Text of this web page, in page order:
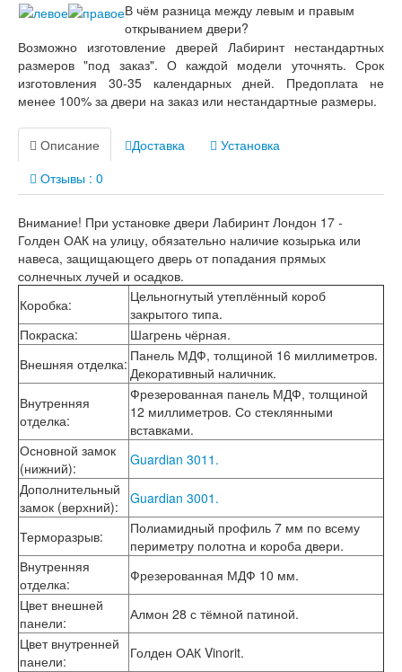
Лабиринт Лайн Вайт
Лабиринт Леолаб
Лабиринт Лондон
Лабиринт Лофт
Лабиринт Мегаполис
Лабиринт Норд Плюс
Лабиринт Нью Йорк
Лабиринт Пазл
Лабиринт Пиано
Лабиринт Платинум
Лабиринт Роял
Лабиринт Сильвер
Лабиринт Сияна
Лабиринт Скайлаб
Лабиринт Скандия
Лабиринт Смартлаб
Лабиринт Соналаб
Лабиринт Термолайт
Лабиринт Термомагнит
Лабиринт Трендо
Лабиринт Тундра Плюс
Лабиринт Урбан
Лабиринт Фрост
Лабиринт Шторм
Лабиринт Эволаб
Двери Про
Двери Интекрон
Интекрон Брайтон Антрацит
Интекрон Вектор
Интекрон Гектор
Интекрон Греция
Интекрон Италия
Интекрон Колизей Белый
Интекрон Неаполь
В чём разница между левым и правым
открыванием двери?
Возможно изготовление дверей Лабиринт нестандартных
размеров "под заказ". О каждой модели уточнять. Срок
изготовления 30-35 календарных дней. Предоплата не
менее 100% за двери на заказ или нестандартные размеры.
Описание Доставка
Установка
Отзывы : 0
Внимание! При установке двери Лабиринт Лондон 17 -
Голден ОАК на улицу, обязательно наличие козырька или
навеса, защищающего дверь от попадания прямых
солнечных лучей и осадков.
Коробка:
Цельногнутый утеплённый короб
закрытого типа.
Покраска:
Шагрень чёрная.
Внешняя отделка: Панель МДФ, толщиной 16 миллиметров.
Декоративный наличник.
Внутренняя
отделка:
Фрезерованная панель МДФ, толщиной
12 миллиметров. Со стеклянными
вставками.
Основной замок
(нижний):
Guardian 3011.
Дополнительный
замок (верхний): Guardian 3001.
Терморазрыв:
Полиамидный профиль 7 мм по всему
периметру полотна и короба двери.
Внутренняя
отделка:
Фрезерованная МДФ 10 мм.
Цвет внешней
панели:
Алмон 28 с тёмной патиной.
Цвет внутренней
панели:
Голден ОАК Vinorit.